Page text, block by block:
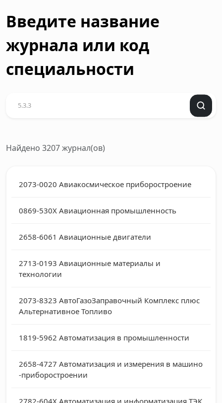
Введите название
журнала или код
специальности
Найдено 3207 журнал(ов)
2073-0020 Авиакосмическое приборостроение
0869-530X Авиационная промышленность
2658-6061 Авиационные двигатели
2713-0193 Авиационные материалы и
технологии
2073-8323 АвтоГазоЗаправочный Комплекс плюс
Альтернативное Топливо
1819-5962 Автоматизация в промышленности
2658-4727 Автоматизация и измерения в машино
-приборостроении
2782-604X Автоматизация и информатизация ТЭК